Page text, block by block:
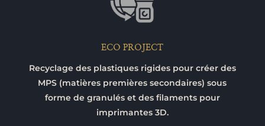
ECO PROJECT
Recyclage des plastiques rigides pour créer des
MPS (matières premières secondaires) sous
forme de granulés et des filaments pour
imprimantes 3D.